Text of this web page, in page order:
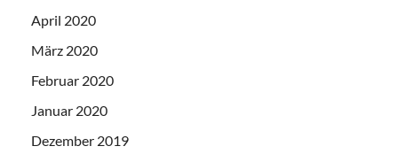
April 2020
März 2020
Februar 2020
Januar 2020
Dezember 2019